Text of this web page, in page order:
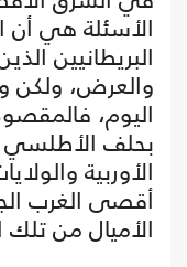
الأسئلة هي أن
البريطانيين
والعرض، ولكن
اليوم،
بحلف
الأوربية
أقصى الغرب
الأميال من